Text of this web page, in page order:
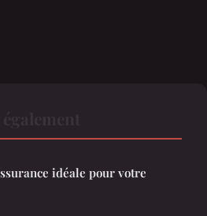
idéale pour votre